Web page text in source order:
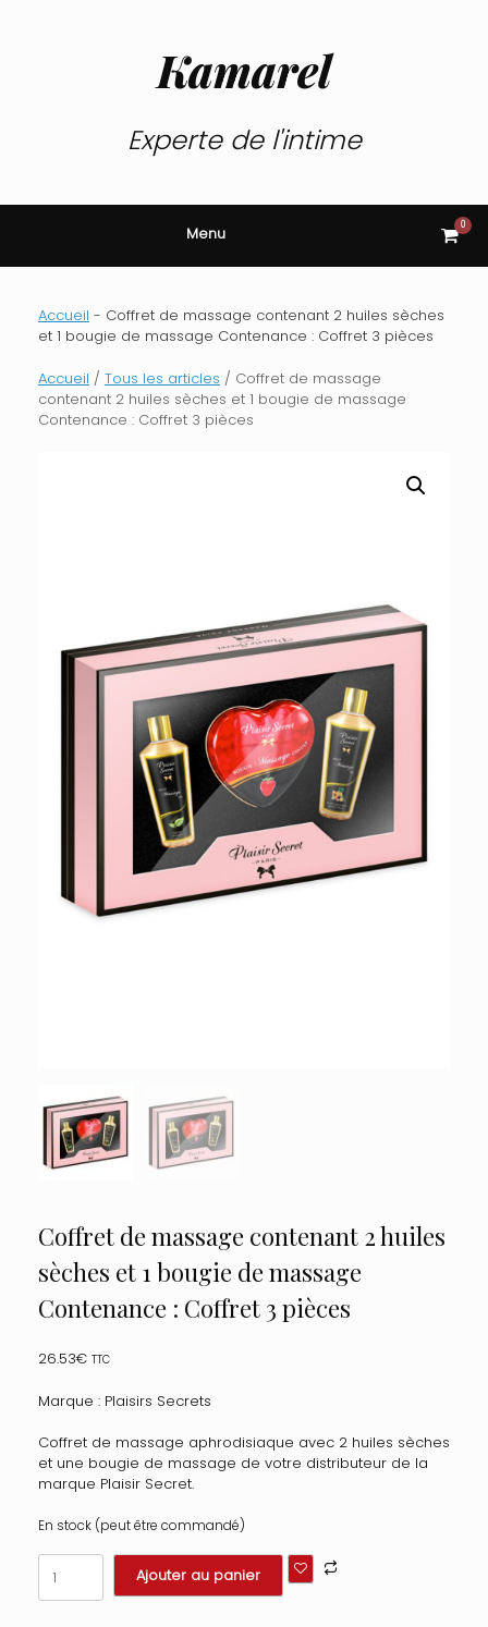
Kamarel
Experte de l'intime
Menu View
cart
0
Accueil - Coffret de massage contenant 2 huiles sèches
et 1 bougie de massage Contenance : Coffret 3 pièces
Accueil / Tous les articles / Coffret de massage
contenant 2 huiles sèches et 1 bougie de massage
Contenance : Coffret 3 pièces
Coffret de massage contenant 2 huiles
sèches et 1 bougie de massage
Contenance : Coffret 3 pièces
26.53€ TTC
Marque : Plaisirs Secrets
Coffret de massage aphrodisiaque avec 2 huiles sèches
et une bougie de massage de votre distributeur de la
marque Plaisir Secret.
En stock (peut être commandé)
quantité
de
Coffret
Ajouter au panier